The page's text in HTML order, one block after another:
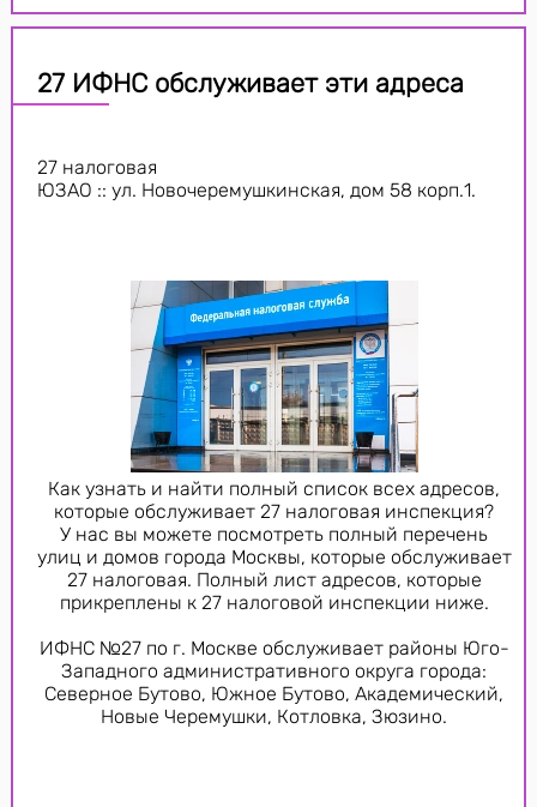
27 ИФНС обслуживает эти адреса
27 налоговая
ЮЗАО :: ул. Новочеремушкинская, дом 58 корп.1.
Как узнать и найти полный список всех адресов,
которые обслуживает 27 налоговая инспекция?
У нас вы можете посмотреть полный перечень
улиц и домов города Москвы, которые обслуживает
27 налоговая. Полный лист адресов, которые
прикреплены к 27 налоговой инспекции ниже.
ИФНС №27 по г. Москве обслуживает районы Юго-
Западного административного округа города:
Северное Бутово, Южное Бутово, Академический,
Новые Черемушки, Котловка, Зюзино.